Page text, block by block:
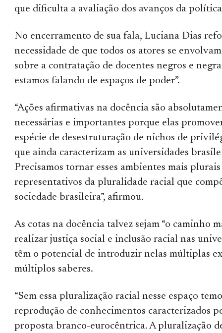
que dificulta a avaliação dos avanços da
No encerramento de sua fala, Luciana Dias
necessidade de que todos os atores se
sobre a contratação de docentes negros e
estamos falando de espaços de poder”.
“Ações afirmativas na docência são
necessárias e importantes porque elas
espécie de desestruturação de nichos de
que ainda caracterizam as universidades
Precisamos tornar esses ambientes mais
representativos da pluralidade racial que
sociedade brasileira”, afirmou.
As cotas na docência talvez sejam “o caminho
realizar justiça social e inclusão racial nas
têm o potencial de introduzir nelas múltiplas
múltiplos saberes.
“Sem essa pluralização racial nesse espaço
reprodução de conhecimentos caracterizados
proposta branco-eurocêntrica. A pluralização